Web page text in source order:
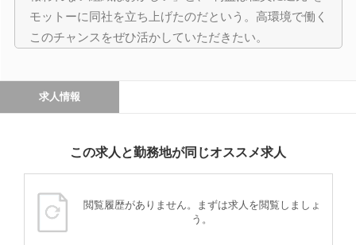
モットーに同社を立ち上げたのだという。高環境で働く
このチャンスをぜひ活かしていただきたい。
求人情報
この求人と勤務地が同じオススメ求人
閲覧履歴がありません。まずは求人を閲覧しましょ
う。